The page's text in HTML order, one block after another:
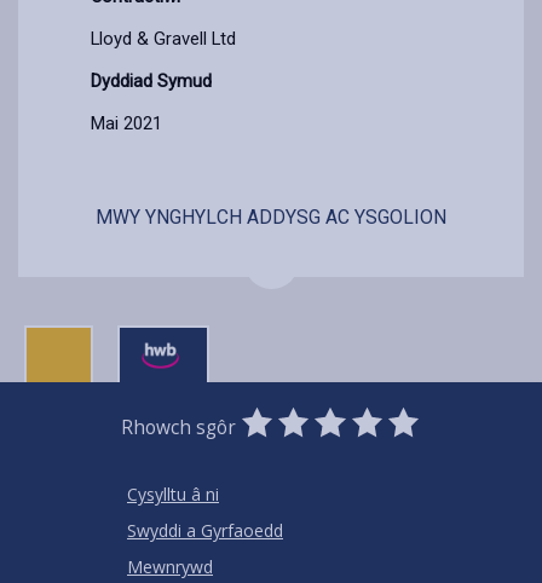
Lloyd & Gravell Ltd
Dyddiad Symud
Mai 2021
MWY YNGHYLCH ADDYSG AC YSGOLION
Rhowch sgôr
0
Stars
1
Star
2
Stars
3
Stars
4
Stars
5
Stars
Cysylltu â ni
Swyddi a Gyrfaoedd
Mewnrywd